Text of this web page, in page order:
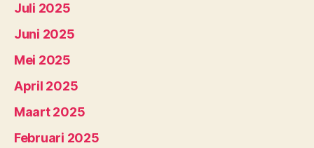
Juli 2025
Juni 2025
Mei 2025
April 2025
Maart 2025
Februari 2025